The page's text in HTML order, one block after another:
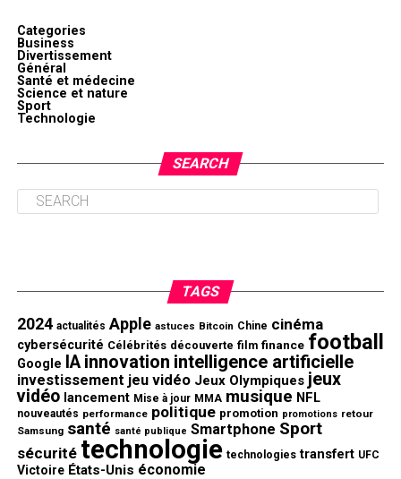
Categories
Business
Divertissement
Général
Santé et médecine
Science et nature
Sport
Technologie
SEARCH
TAGS
2024 actualités Apple astuces Bitcoin Chine cinéma
cybersécurité Célébrités découverte film finance football
Google IA innovation intelligence artificielle
investissement jeu vidéo Jeux Olympiques jeux
vidéo lancement Mise à jour MMA musique NFL
nouveautés performance politique promotion promotions retour
Samsung santé santé publique Smartphone Sport
sécurité technologie technologies transfert UFC
Victoire États-Unis économie